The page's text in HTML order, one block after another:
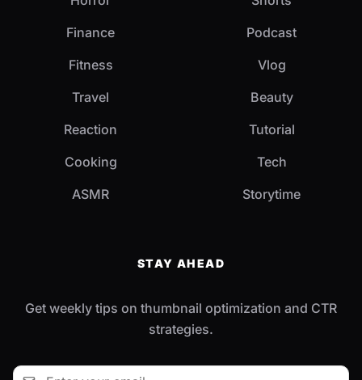
Finance
Podcast
Fitness
Vlog
Travel
Beauty
Reaction
Tutorial
Cooking
Tech
ASMR
Storytime
STAY AHEAD
Get weekly tips on thumbnail optimization and CTR
strategies.